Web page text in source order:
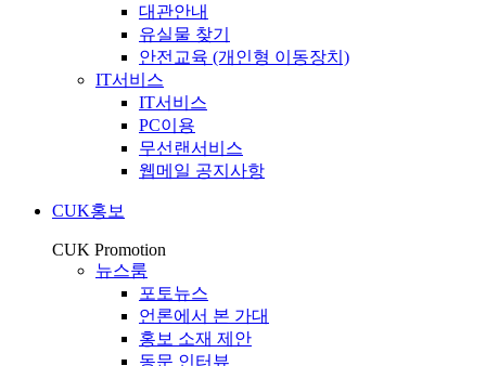
대관안내
유실물 찾기
안전교육 (개인형 이동장치)
IT서비스
IT서비스
PC이용
무선랜서비스
웹메일 공지사항
CUK홍보
CUK Promotion
뉴스룸
포토뉴스
언론에서 본 가대
홍보 소재 제안
동문 인터뷰